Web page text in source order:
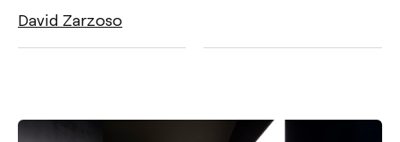
David Zarzoso